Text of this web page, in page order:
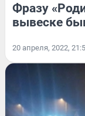
Фразу
вывеске
20 апреля, 2022,